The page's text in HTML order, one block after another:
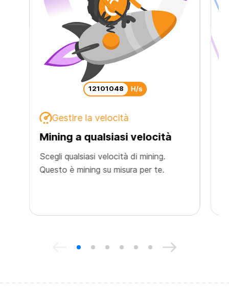
12145466
Gestire la velocità
Mining a qualsiasi velocità
Scegli qualsiasi velocità di mining.
Questo è mining su misura per te.